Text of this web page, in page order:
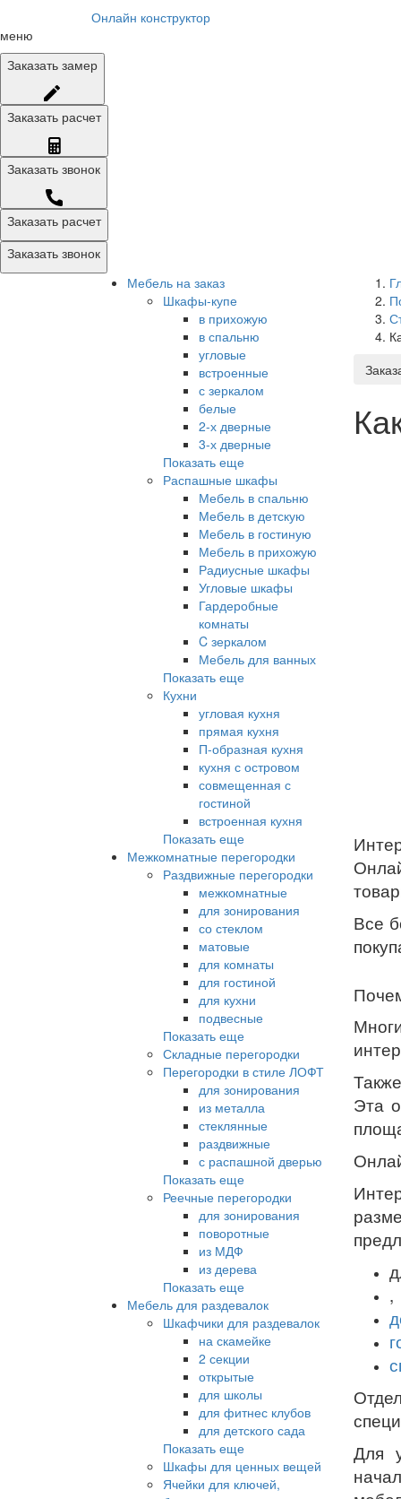
Онлайн конструктор
меню
Заказать замер
Заказать расчет
Заказать звонок
Заказать расчет
Заказать звонок
Мебель на заказ
Шкафы-купе
в прихожую
в спальню
угловые
встроенные
с зеркалом
белые
2-х дверные
3-х дверные
Показать еще
Распашные шкафы
Мебель в спальню
Мебель в детскую
Мебель в гостиную
Мебель в прихожую
Радиусные шкафы
Угловые шкафы
Гардеробные
комнаты
C зеркалом
Мебель для ванных
Показать еще
Кухни
угловая кухня
прямая кухня
П-образная кухня
кухня с островом
совмещенная с
гостиной
встроенная кухня
Показать еще
Межкомнатные перегородки
Раздвижные перегородки
межкомнатные
для зонирования
со стеклом
матовые
для комнаты
для гостиной
для кухни
подвесные
Показать еще
Складные перегородки
Перегородки в стиле ЛОФТ
для зонирования
из металла
стеклянные
раздвижные
с распашной дверью
Показать еще
Реечные перегородки
для зонирования
поворотные
из МДФ
из дерева
Показать еще
Мебель для раздевалок
Шкафчики для раздевалок
на скамейке
2 секции
открытые
для школы
для фитнес клубов
для детского сада
Показать еще
Шкафы для ценных вещей
Ячейки для ключей,
Все
Эта
,
Для